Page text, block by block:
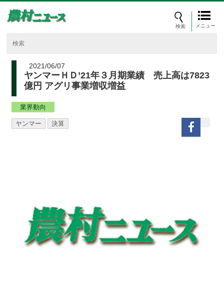
メニュー
2021/06/07
ヤンマーＨＤ’21年３月期業績 売上高は7823
億円 アグリ事業増収増益
業界動向
ヤンマー 決算